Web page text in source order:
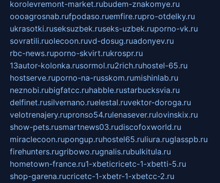
korolevremont-market.rubudem-znakomye.ru
oooagrosnab.rufpodaso.ruemfire.rupro-otdelky.ru
ukrasotki.ruseksuzbek.ruseks-uzbek.ruporno-vk.ru
sovratili.ruolecoon.ruvd-dosug.ruadonyev.ru
rbc-news.ruporno-skvirt.rukrospr.ru
13autor-kolonka.rusormol.ru2rich.ruhostel-65.ru
hostserve.ruporno-na-russkom.rumishinlab.ru
neznobi.rubigfatcc.ruhabble.rustarbucksvia.ru
delfinet.rusilvernano.ruelestal.ruvektor-doroga.ru
velotrenajery.rupronso54.rulenasever.rulovinskix.ru
show-pets.rusmartnews03.rudiscofoxworld.ru
miraclecoon.rupongup.ruhostel65.ruliura.ruglasspb.ru
firehunters.rugribowo.rugnalis.rubulkitula.ru
hometown-france.ru1-xbeticricetc-1-xbetti-5.ru
shop-garena.rucricetc-1-xbetr-1-xbetcc-2.ru